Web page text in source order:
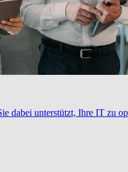
dabei unterstützt, Ihre IT zu